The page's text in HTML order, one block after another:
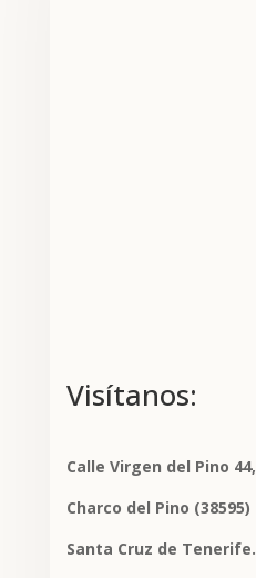
Visítanos:
Calle Virgen del Pino 44,
Charco del Pino (38595)
Santa Cruz de Tenerife.